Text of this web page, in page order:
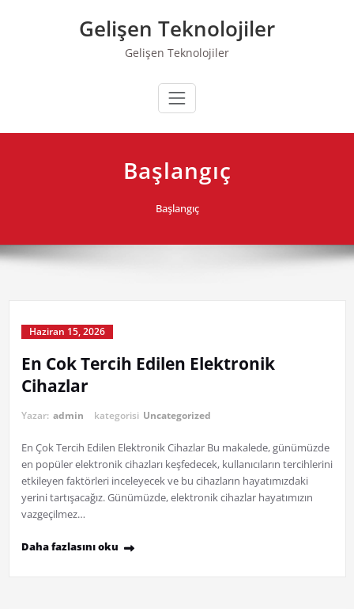
Gelişen Teknolojiler
Gelişen Teknolojiler
Başlangıç
Başlangıç
Haziran 15, 2026
En Cok Tercih Edilen Elektronik
Cihazlar
Yazar: admin kategorisi Uncategorized
En Çok Tercih Edilen Elektronik Cihazlar Bu makalede, günümüzde
en popüler elektronik cihazları keşfedecek, kullanıcıların tercihlerini
etkileyen faktörleri inceleyecek ve bu cihazların hayatımızdaki
yerini tartışacağız. Günümüzde, elektronik cihazlar hayatımızın
vazgeçilmez…
Daha fazlasını oku